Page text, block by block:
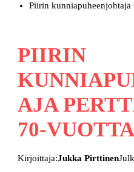
Piirin kunniapuheenjohtaja
PIIRIN
AJA
70-VUOTTA
Kirjoittaja:Jukka Pirttinen